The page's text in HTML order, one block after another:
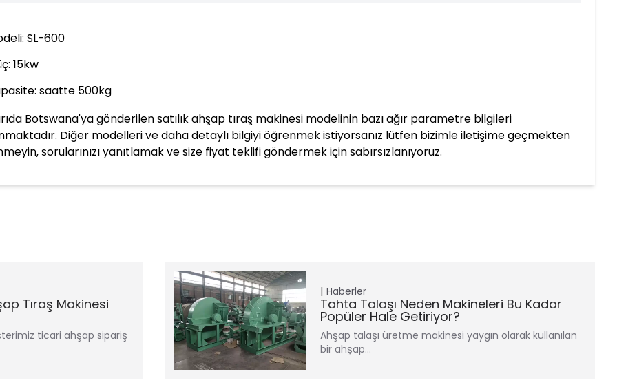
SL-600
15kw
saatte 500kg
Botswana'ya gönderilen satılık ahşap tıraş makinesi modelinin bazı ağır parametre bilgileri
Diğer modelleri ve daha detaylı bilgiyi öğrenmek istiyorsanız lütfen bizimle iletişime geçmekten
sorularınızı yanıtlamak ve size fiyat teklifi göndermek için sabırsızlanıyoruz.
Tıraş Makinesi
ticari ahşap sipariş
Haberler
Tahta Talaşı Neden Makineleri Bu Kadar
Popüler Hale Getiriyor?
Ahşap talaşı üretme makinesi yaygın olarak kullanılan
bir ahşap…